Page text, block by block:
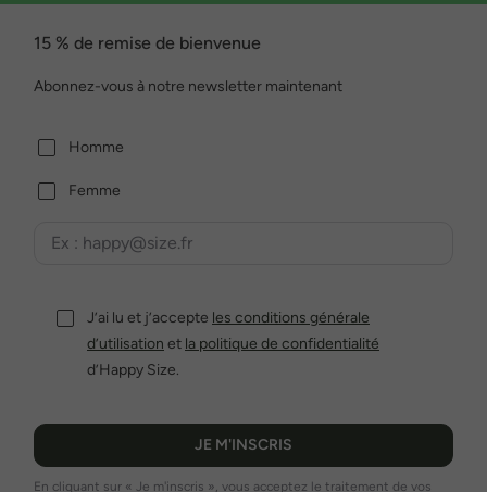
15 % de remise de bienvenue
Abonnez-vous à notre newsletter maintenant
Homme
Femme
J’ai lu et j’accepte les conditions générale
d’utilisation et la politique de confidentialité
d’Happy Size.
JE M'INSCRIS
En cliquant sur « Je m'inscris », vous acceptez le traitement de vos